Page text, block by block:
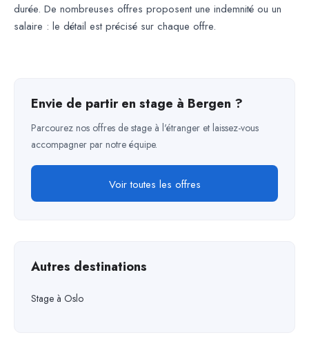
durée. De nombreuses offres proposent une indemnité ou un
salaire : le détail est précisé sur chaque offre.
Envie de partir en stage à Bergen ?
Parcourez nos offres de stage à l'étranger et laissez-vous
accompagner par notre équipe.
Voir toutes les offres
Autres destinations
Stage à Oslo